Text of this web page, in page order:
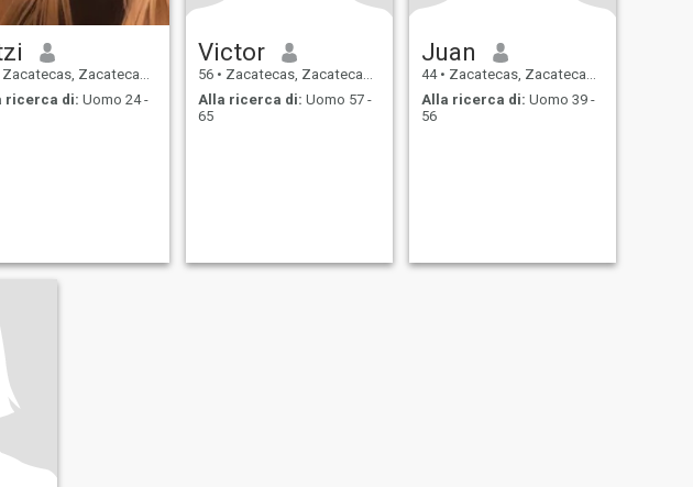
Zacatecas, Zacatecas, Messico
ricerca di: Uomo 24 -
Victor
56 • Zacatecas, Zacatecas, Messico
Alla ricerca di: Uomo 57 -
65
Juan
44 • Zacatecas, Zacatecas, Messico
Alla ricerca di: Uomo 39 -
56